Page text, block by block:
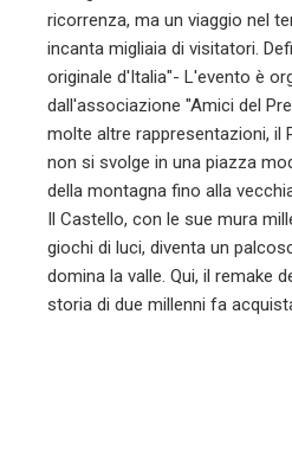
ricorrenza, ma un viaggio nel
incanta migliaia di visitatori.
originale d'Italia"- L'evento è
dall'associazione "Amici del
molte altre rappresentazioni, il
non si svolge in una piazza
della montagna fino alla
Il Castello, con le sue mura
giochi di luci, diventa un
domina la valle. Qui, il remake
storia di due millenni fa